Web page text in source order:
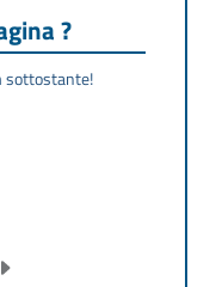
?
sottostante!